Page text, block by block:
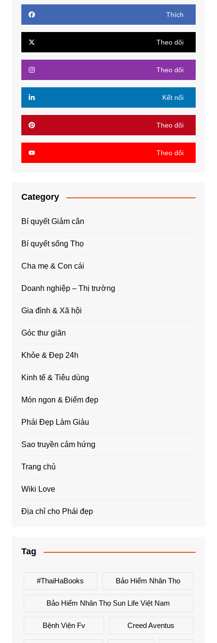
Thích
Theo dõi
Theo dõi
Kết nối
Theo dõi
Theo dõi
Category
Bí quyết Giảm cân
Bí quyết sống Thọ
Cha mẹ & Con cái
Doanh nghiệp – Thị trường
Gia đình & Xã hội
Góc thư giãn
Khỏe & Đẹp 24h
Kinh tế & Tiêu dùng
Món ngon & Điểm đẹp
Phái Đẹp Làm Giàu
Sao truyền cảm hứng
Trang chủ
Wiki Love
Địa chỉ cho Phái đẹp
Tag
#ThaiHaBooks Bảo Hiểm Nhân Thọ
Bảo Hiểm Nhân Thọ Sun Life Việt Nam
Bệnh Viện Fv Creed Aventus